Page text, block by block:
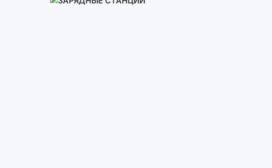
Однофазные